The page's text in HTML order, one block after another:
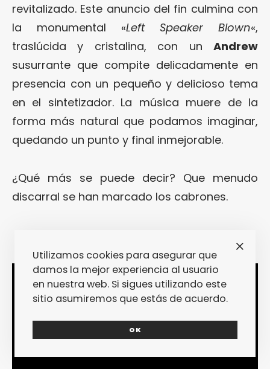
revitalizado. Este anuncio del fin culmina con
la monumental «Left Speaker Blown«,
traslúcida y cristalina, con un Andrew
susurrante que compite delicadamente en
presencia con un pequeño y delicioso tema
en el sintetizador. La música muere de la
forma más natural que podamos imaginar,
quedando un punto y final inmejorable.
¿Qué más se puede decir? Que menudo
discarral se han marcado los cabrones.
Utilizamos cookies para asegurar que
damos la mejor experiencia al usuario
en nuestra web. Si sigues utilizando este
sitio asumiremos que estás de acuerdo.
OK